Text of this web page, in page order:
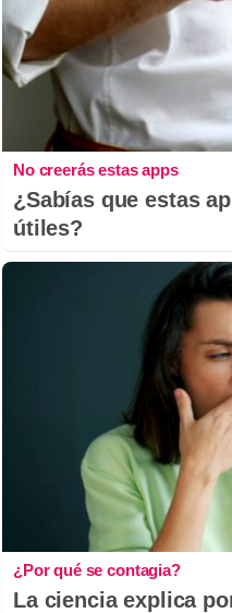
No creerás estas apps
¿Sabías que estas
útiles?
¿Por qué se contagia?
La ciencia explica